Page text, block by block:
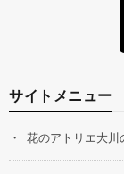
サイトメニュー
花のアトリエ大川